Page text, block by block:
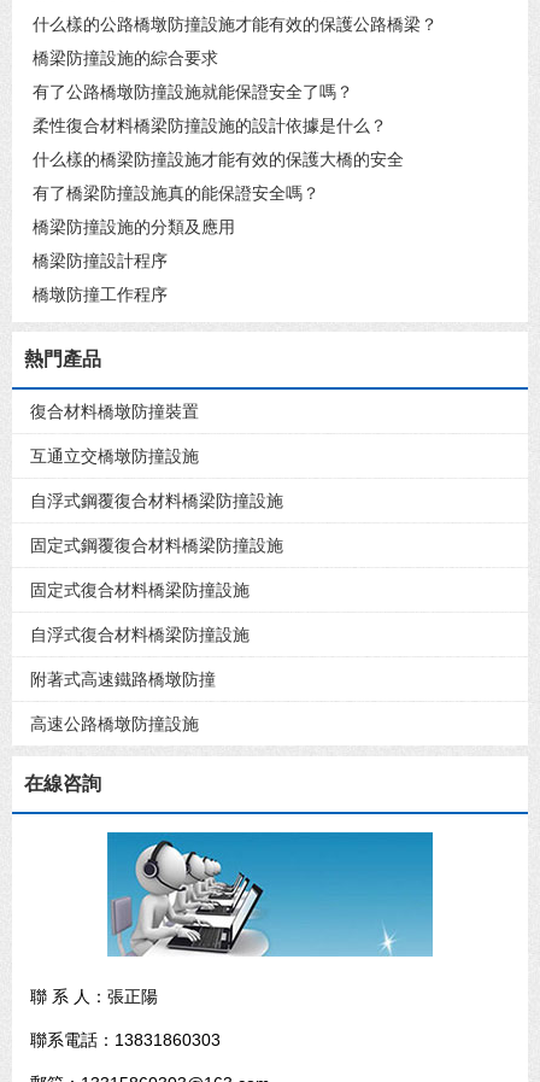
什么樣的公路橋墩防撞設施才能有效的保護公路橋梁？
橋梁防撞設施的綜合要求
有了公路橋墩防撞設施就能保證安全了嗎？
柔性復合材料橋梁防撞設施的設計依據是什么？
什么樣的橋梁防撞設施才能有效的保護大橋的安全
有了橋梁防撞設施真的能保證安全嗎？
橋梁防撞設施的分類及應用
橋梁防撞設計程序
橋墩防撞工作程序
熱門產品
復合材料橋墩防撞裝置
互通立交橋墩防撞設施
自浮式鋼覆復合材料橋梁防撞設施
固定式鋼覆復合材料橋梁防撞設施
固定式復合材料橋梁防撞設施
自浮式復合材料橋梁防撞設施
附著式高速鐵路橋墩防撞
高速公路橋墩防撞設施
在線咨詢
聯 系 人：張正陽
聯系電話：13831860303